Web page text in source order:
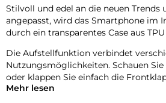
Stilvoll und edel an die neuen Trends
angepasst, wird das Smartphone im
durch ein transparentes Case aus
Die Aufstellfunktion verbindet
Nutzungsmöglichkeiten. Schauen
oder klappen Sie einfach die
Mehr lesen